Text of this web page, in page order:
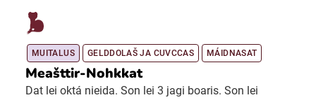
MUITALUS GELDDOLAŠ JA CUVCCAS MÁIDNASAT
Meašttir-Nohkkat
Dat lei oktá nieida. Son lei 3 jagi boaris. Son lei